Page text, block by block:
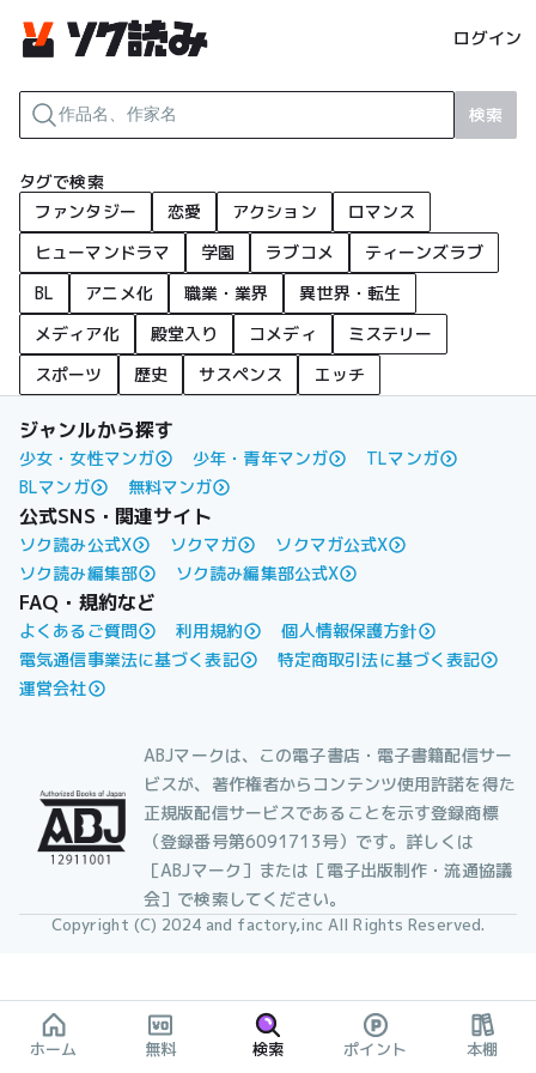
ログイン
検索
タグで検索
ファンタジー
恋愛 アクション
ロマンス
ヒューマンドラマ
学園 ラブコメ
ティーンズラブ
BL
アニメ化 職業・業界
異世界・転生
メディア化
殿堂入り コメディ
ミステリー
スポーツ
歴史 サスペンス エッチ
ジャンルから探す
少女・女性マンガ 少年・青年マンガ
TLマンガ
BLマンガ
無料マンガ
公式SNS・関連サイト
ソク読み公式X ソクマガ
ソクマガ公式X
ソク読み編集部
ソク読み編集部公式X
FAQ・規約など
よくあるご質問 利用規約
個人情報保護方針
電気通信事業法に基づく表記
特定商取引法に基づく表記
運営会社
ABJマークは、この電子書店・電子書籍配信サー
ビスが、著作権者からコンテンツ使用許諾を得た
正規版配信サービスであることを示す登録商標
（登録番号第6091713号）です。詳しくは
［ABJマーク］または［電子出版制作・流通協議
会］で検索してください。
Copyright (C) 2024 and factory,inc All Rights Reserved.
ホーム 無料 検索 ポイント 本棚